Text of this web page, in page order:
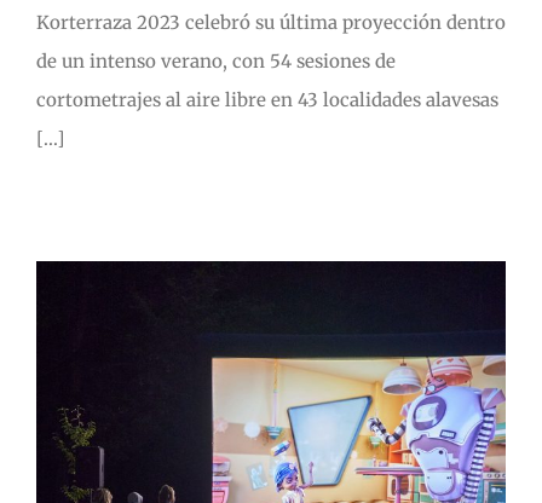
Korterraza 2023 celebró su última proyección dentro
de un intenso verano, con 54 sesiones de
cortometrajes al aire libre en 43 localidades alavesas
[...]